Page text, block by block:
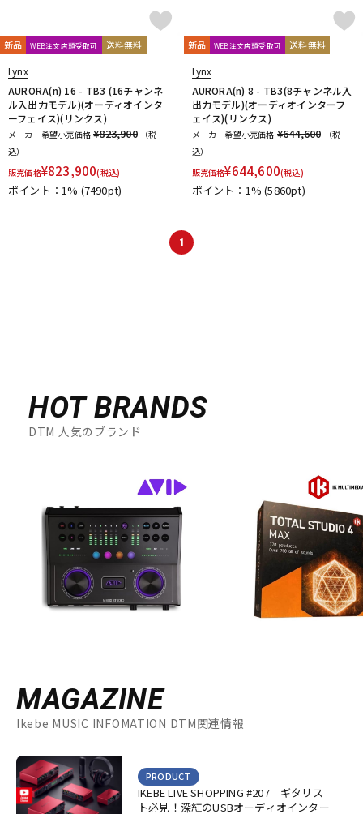
新品 WEB注文店頭受取可 送料無料
Lynx
AURORA(n) 16 - TB3 (16チャンネ
ル入出力モデル)(オーディオインタ
ーフェイス)(リンクス)
メーカー希望小売価格 ¥823,900
（税
込）
販売価格¥823,900(税込)
ポイント：1% (7490pt)
新品 WEB注文店頭受取可 送料無料
Lynx
AURORA(n) 8 - TB3(8チャンネル入
出力モデル)(オーディオインターフ
ェイス)(リンクス)
メーカー希望小売価格 ¥644,600
（税
込）
販売価格¥644,600(税込)
ポイント：1%(5860pt)
1
HOT BRANDS
DTM 人気のブランド
MAGAZINE
Ikebe MUSIC INFOMATION DTM関連情報
IKEBE LIVE SHOPPING #207｜ギタリス
ト必見！深紅のUSBオーディオインター
PRODUCT